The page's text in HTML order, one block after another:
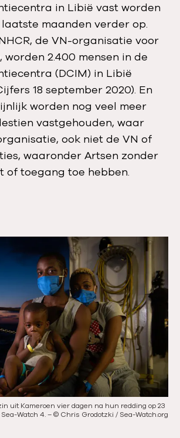
in Libië vast worden
maanden verder op.
de VN-organisatie voor
2.400 mensen in de
(DCIM) in Libië
18 september 2020). En
worden nog veel meer
vastgehouden, waar
ook niet de VN of
waaronder Artsen zonder
of toegang toe hebben.
uit Kameroen vier dagen na hun redding op 23
Watch 4.–© Chris Grodotzki / Sea-Watch.org